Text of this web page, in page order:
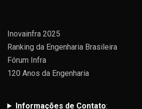
Inovainfra 2025
Ranking da Engenharia Brasileira
Fórum Infra
120 Anos da Engenharia
Informações de Contato: